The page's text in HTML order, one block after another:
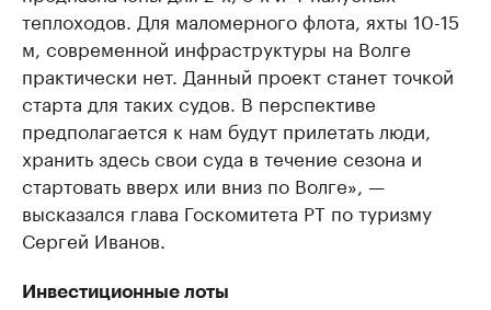
теплоходов. Для маломерного флота, яхты 10-15
м, современной инфраструктуры на Волге
практически нет. Данный проект станет точкой
старта для таких судов. В перспективе
предполагается к нам будут прилетать люди,
хранить здесь свои суда в течение сезона и
стартовать вверх или вниз по Волге», —
высказался глава Госкомитета РТ по туризму
Сергей Иванов.
Инвестиционные лоты